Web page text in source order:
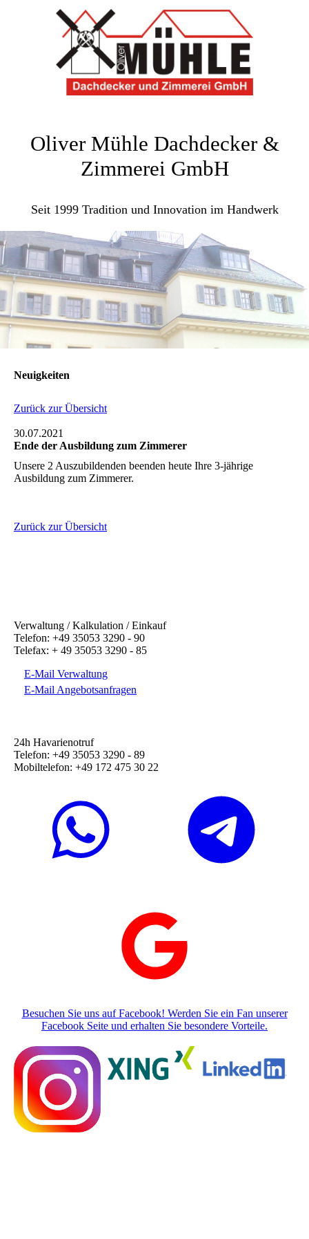
Oliver Mühle Dachdecker &
Zimmerei GmbH
Seit 1999 Tradition und Innovation im Handwerk
Neuigkeiten
Zurück zur Übersicht
30.07.2021
Ende der Ausbildung zum Zimmerer
Unsere 2 Auszubildenden beenden heute Ihre 3-jährige
Ausbildung zum Zimmerer.
Zurück zur Übersicht
Verwaltung / Kalkulation / Einkauf
Telefon: +49 35053 3290 - 90
Telefax: + 49 35053 3290 - 85
E-Mail Verwaltung
E-Mail Angebotsanfragen
24h Havarienotruf
Telefon: +49 35053 3290 - 89
Mobiltelefon: +49 172 475 30 22
Besuchen Sie uns auf Facebook! Werden Sie ein Fan unserer
Facebook Seite und erhalten Sie besondere Vorteile.